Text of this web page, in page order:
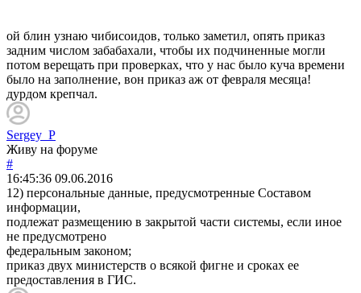
ой блин узнаю чибисоидов, только заметил, опять приказ
задним числом забабахали, чтобы их подчиненные могли
потом верещать при проверках, что у нас было куча времени
было на заполнение, вон приказ аж от февраля месяца!
дурдом крепчал.
Sergey_P
Живу на форуме
#
16:45:36 09.06.2016
12) персональные данные, предусмотренные Составом
информации,
подлежат размещению в закрытой части системы, если иное
не предусмотрено
федеральным законом;
приказ двух министерств о всякой фигне и сроках ее
предоставления в ГИС.